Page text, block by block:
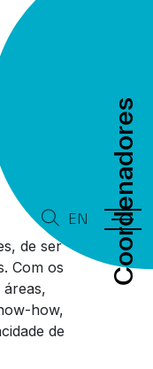
Coordenadores
Coordenadores
EN
de ser
Com os
áreas,
how,
de